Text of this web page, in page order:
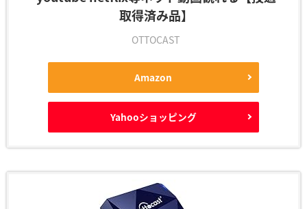
取得済み品】
OTTOCAST
Amazon
Yahooショッピング